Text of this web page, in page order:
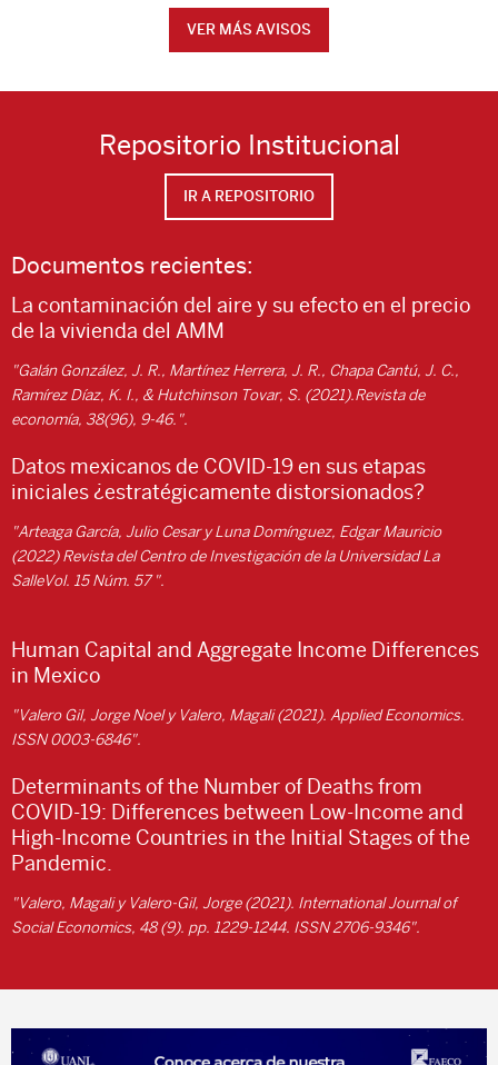
VER MÁS AVISOS
Repositorio Institucional
IR A REPOSITORIO
Documentos recientes:
La contaminación del aire y su efecto en el precio
de la vivienda del AMM
"Galán González, J. R., Martínez Herrera, J. R., Chapa Cantú, J. C.,
Ramírez Díaz, K. I., & Hutchinson Tovar, S. (2021).Revista de
economía, 38(96), 9-46.".
Datos mexicanos de COVID-19 en sus etapas
iniciales ¿estratégicamente distorsionados?
"Arteaga García, Julio Cesar y Luna Domínguez, Edgar Mauricio
(2022) Revista del Centro de Investigación de la Universidad La
SalleVol. 15 Núm. 57 ".
Human Capital and Aggregate Income Differences
in Mexico
"Valero Gil, Jorge Noel y Valero, Magali (2021). Applied Economics.
ISSN 0003-6846".
Determinants of the Number of Deaths from
COVID-19: Differences between Low-Income and
High-Income Countries in the Initial Stages of the
Pandemic.
"Valero, Magali y Valero-Gil, Jorge (2021). International Journal of
Social Economics, 48 (9). pp. 1229-1244. ISSN 2706-9346".